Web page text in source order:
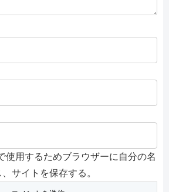
使用するためブラウザーに自分の名
サイトを保存する。